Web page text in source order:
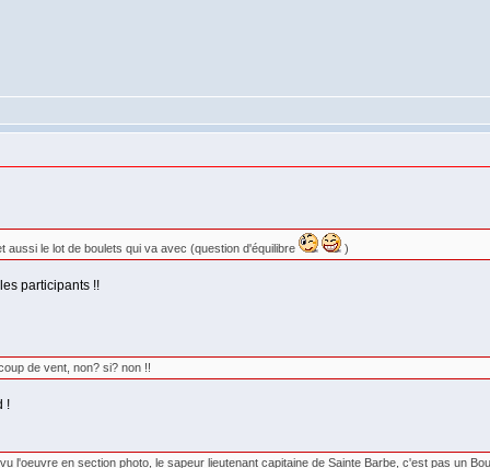
aussi le lot de boulets qui va avec (question d'équilibre )
participants !!
de vent, non? si? non !!
!
l'oeuvre en section photo, le sapeur lieutenant capitaine de Sainte Barbe, c'est pas un